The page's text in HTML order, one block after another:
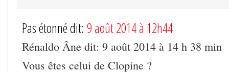
Pas étonné dit: 9 août 2014 à 12h44
Rénaldo Âne dit: 9 août 2014 à 14 h 38 min
Vous êtes celui de Clopine ?